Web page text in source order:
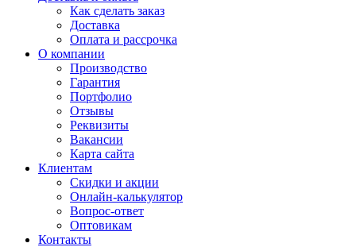
Как сделать заказ
Доставка
Оплата и рассрочка
О компании
Производство
Гарантия
Портфолио
Отзывы
Реквизиты
Вакансии
Карта сайта
Клиентам
Скидки и акции
Онлайн-калькулятор
Вопрос-ответ
Оптовикам
Контакты